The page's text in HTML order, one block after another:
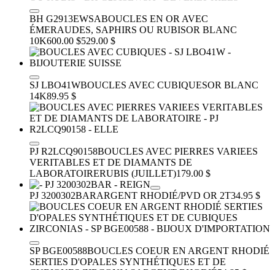
BH G2913EWSABOUCLES EN OR AVEC
ÉMERAUDES, SAPHIRS OU RUBISOR BLANC
10K600.00 $529.00 $
SJ LBO41WBOUCLES AVEC CUBIQUESOR BLANC
14K89.95 $
PJ R2LCQ90158BOUCLES AVEC PIERRES VARIEES
VERITABLES ET DE DIAMANTS DE
LABORATOIRERUBIS (JUILLET)179.00 $
PJ 3200302BARARGENT RHODIÉ/PVD OR 2T34.95 $
SP BGE00588BOUCLES COEUR EN ARGENT RHODIÉ
SERTIES D'OPALES SYNTHÉTIQUES ET DE